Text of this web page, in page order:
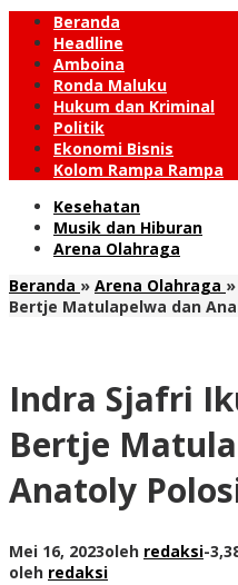
Beranda
Headline
Amboina
Ronda Maluku
Hukum dan Kriminal
Politik
Ekonomi Bisnis
Kolom Rampa Rampa
Kesehatan
Musik dan Hiburan
Arena Olahraga
Beranda » Arena Olahraga »
Bertje Matulapelwa dan
Indra Sjafri
Bertje
Anatoly
Mei 16, 2023oleh redaksi-
oleh redaksi